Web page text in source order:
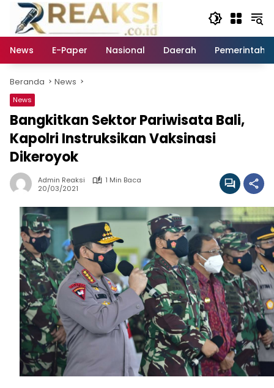
Langsung
konten
News
E-Paper Nasional Daerah
Beranda News
News
Bangkitkan Sektor Pariwisata Bali,
Kapolri Instruksikan Vaksinasi
Dikeroyok
Admin Reaksi
1 Min Baca
20/03/2021